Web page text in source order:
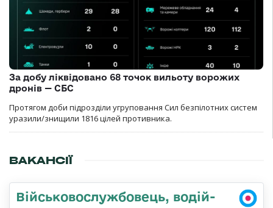
За добу ліквідовано 68 точок вильоту ворожих
дронів — СБС
Протягом доби підрозділи угруповання Сил безпілотних систем
уразили/знищили 1816 цілей противника.
ВАКАНСІЇ
Військовослужбовець, водій-